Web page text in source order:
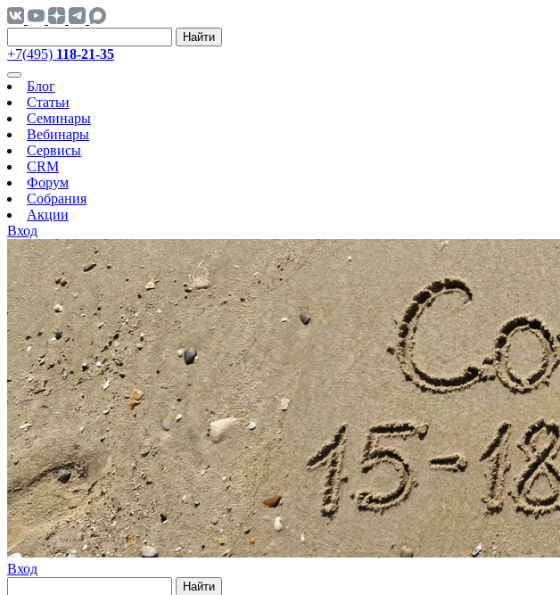
Найти
+7(495) 118-21-35
Блог
Статьи
Семинары
Вебинары
Сервисы
CRM
Форум
Собрания
Акции
Вход
Вход
Найти